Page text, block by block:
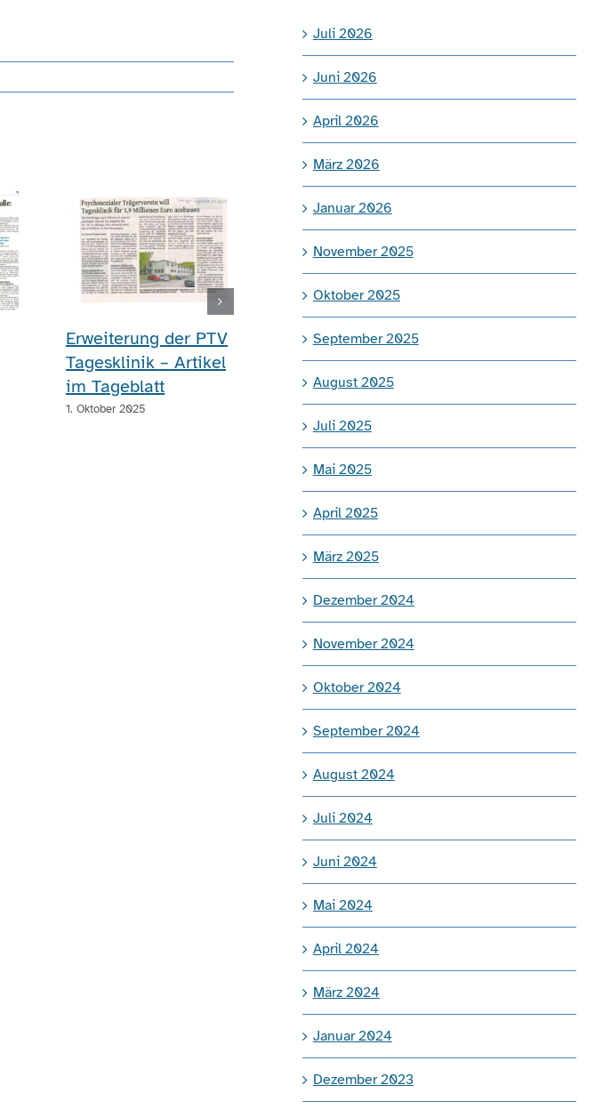
Erweiterung der PTV
Tagesklinik – Artikel
im Tageblatt
1. Oktober 2025
Juli 2026
Juni 2026
April 2026
März 2026
Januar 2026
November 2025
Oktober 2025
September 2025
August 2025
Juli 2025
Mai 2025
April 2025
März 2025
Dezember 2024
November 2024
Oktober 2024
September 2024
August 2024
Juli 2024
Juni 2024
Mai 2024
April 2024
März 2024
Januar 2024
Dezember 2023